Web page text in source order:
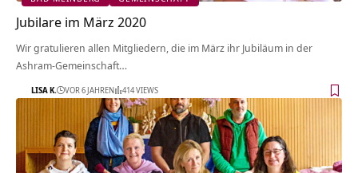
Jubilare im März 2020
Wir gratulieren allen Mitgliedern, die im März ihr Jubiläum in der
Ashram-Gemeinschaft…
LISA K. VOR 6 JAHREN 414 VIEWS